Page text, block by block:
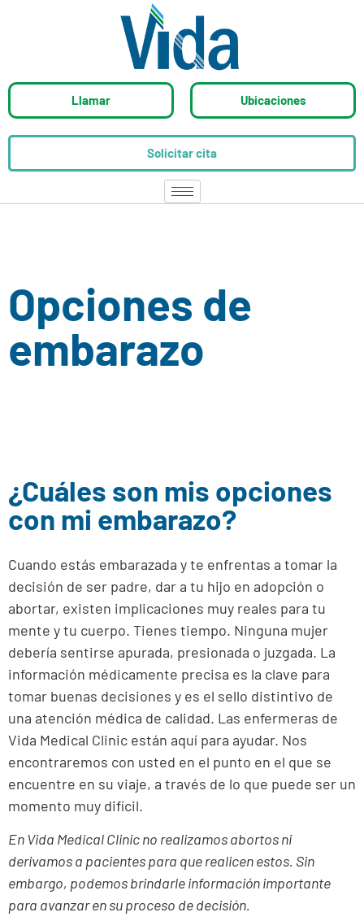
Llamar Ubicaciones
Solicitar cita
Opciones de
embarazo
¿Cuáles son mis opciones
con mi embarazo?
Cuando estás embarazada y te enfrentas a tomar la
decisión de ser padre, dar a tu hijo en adopción o
abortar, existen implicaciones muy reales para tu
mente y tu cuerpo. Tienes tiempo. Ninguna mujer
debería sentirse apurada, presionada o juzgada. La
información médicamente precisa es la clave para
tomar buenas decisiones y es el sello distintivo de
una atención médica de calidad. Las enfermeras de
Vida Medical Clinic están aquí para ayudar. Nos
encontraremos con usted en el punto en el que se
encuentre en su viaje, a través de lo que puede ser un
momento muy difícil.
En Vida Medical Clinic no realizamos abortos ni
derivamos a pacientes para que realicen estos. Sin
embargo, podemos brindarle información importante
para avanzar en su proceso de decisión.